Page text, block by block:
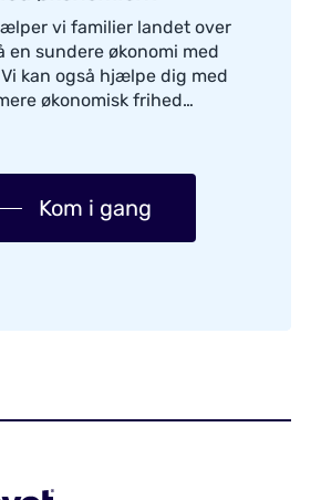
vi familier landet over
en sundere økonomi med
kan også hjælpe dig med
økonomisk frihed…
Kom i gang